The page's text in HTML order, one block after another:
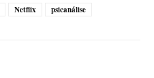
Netflix psicanálise